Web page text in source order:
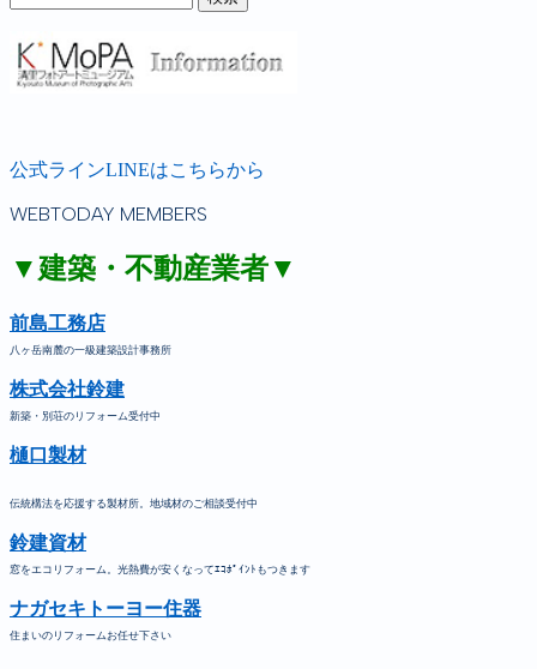
公式ラインLINEはこちらから
WEBTODAY MEMBERS
▼建築・不動産業者▼
前島工務店
八ヶ岳南麓の一級建築設計事務所
株式会社鈴建
新築・別荘のリフォーム受付中
樋口製材
伝統構法を応援する製材所。地域材のご相談受付中
鈴建資材
窓をエコリフォーム。光熱費が安くなってｴｺﾎﾟｲﾝﾄもつきます
ナガセキトーヨー住器
住まいのリフォームお任せ下さい